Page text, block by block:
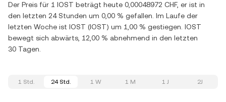
Der Preis für 1 IOST beträgt heute 0,00048972 CHF, er ist in
den letzten 24 Stunden um 0,00 % gefallen. Im Laufe der
letzten Woche ist IOST (IOST) um 1,00 % gestiegen. IOST
bewegt sich abwärts, 12,00 % abnehmend in den letzten
30 Tagen.
1 Std. 24 Std. 1 W 1 M 1 J 2J